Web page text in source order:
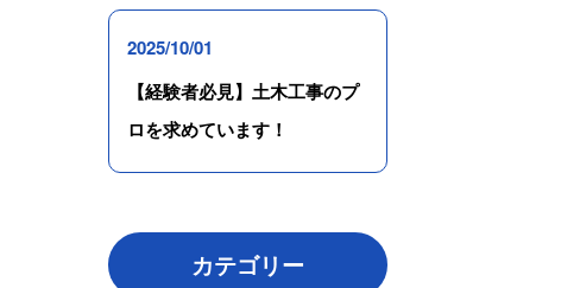
2025/10/01
【経験者必見】土木工事のプ
ロを求めています！
カテゴリー